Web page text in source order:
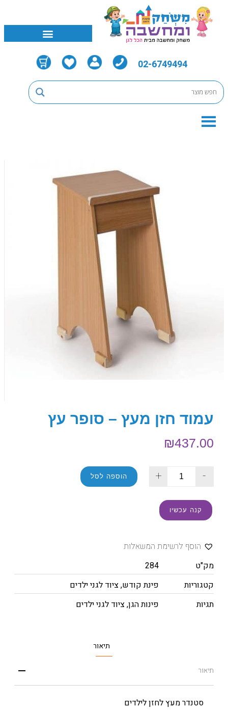
02-6749494
עמוד חזן מעץ – סופר עץ
₪437.00
-
+ הוספה לסל
קנה עכשיו
הוסף לרשימת המשאלות
מק"ט
284
קטגוריות
פינת קודש,ציוד לגני ילדים
תגיות
פינות הגן,ציוד לגני ילדים
תיאור
תיאור
סטנדר מעץ לחזן לילדים